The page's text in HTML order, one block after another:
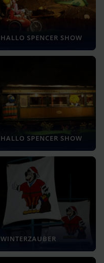
HALLO SPENCER SHOW
HALLO SPENCER SHOW
WINTERZAUBER